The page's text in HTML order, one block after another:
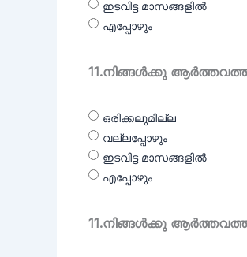
ഇടവിട്ട മാസങ്ങളിൽ
എപ്പോഴും
11.നിങ്ങൾക്കു
ഒരിക്കലുമില്ല
വല്ലപ്പോഴും
ഇടവിട്ട മാസങ്ങളിൽ
എപ്പോഴും
11.നിങ്ങൾക്കു